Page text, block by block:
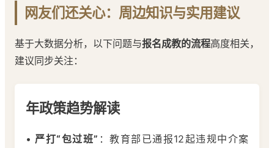
网友们还关心：周边知识与实用建议
基于大数据分析，以下问题与报名成教的流程高度相关，
建议同步关注：
年政策趋势解读
• 严打“包过班” ：教育部已通报12起违规中介案